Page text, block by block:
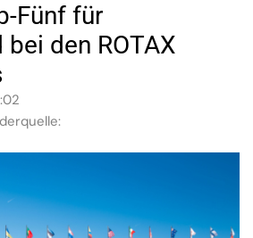
Fünf für
den ROTAX